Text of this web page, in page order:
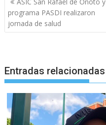
de
entradas
programa PASDI realizaron
jornada de salud
Entradas relacionadas